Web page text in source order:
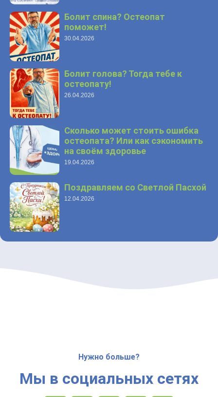
Болит спина? Остеопат
поможет!
30.04.2026
Болит голова? Тогда тебе к
остеопату!
26.04.2026
Сколько может стоить ошибка
остеопата? Или как сэкономить
на своём здоровье
19.04.2026
Поздравляем со Светлой Пасхой
12.04.2026
Нужно больше?
Мы в социальных сетях